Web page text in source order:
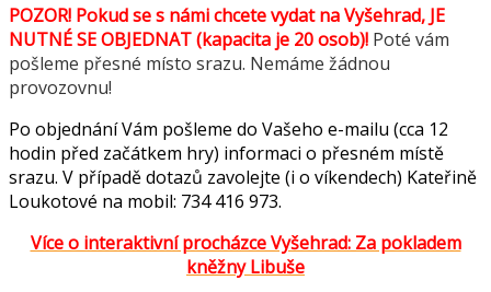
POZOR! Pokud se s námi chcete vydat na Vyšehrad, JE
NUTNÉ SE OBJEDNAT (kapacita je 20 osob)! Poté vám
pošleme přesné místo srazu. Nemáme žádnou
provozovnu!
Po objednání Vám pošleme do Vašeho e-mailu (cca 12
hodin před začátkem hry) informaci o přesném místě
srazu. V případě dotazů zavolejte (i o víkendech) Kateřině
Loukotové na mobil: 734 416 973.
Více o interaktivní procházce Vyšehrad: Za pokladem
kněžny Libuše